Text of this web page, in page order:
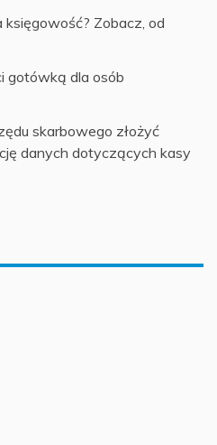
księgowość? Zobacz, od
gotówką dla osób
skarbowego złożyć
danych dotyczących kasy